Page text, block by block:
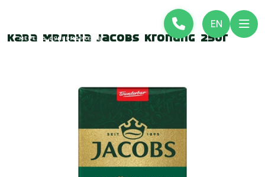
EN
Кава мелена Jacobs Kronung 250г